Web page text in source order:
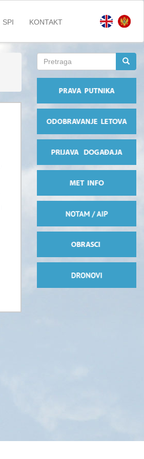
SPI KONTAKT
Search
form